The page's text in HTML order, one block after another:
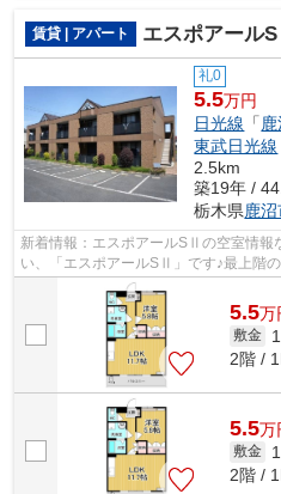
賃貸 | アパート エスポアール
礼0
5.5万円
日光線 「
東武日光線
2.5km
築19年 /
栃木県鹿
新着情報：エスポアールSⅡの空室情報
い、「エスポアールSⅡ」です♪最上階
です♪メールアドレス
5.5万
敷金
2階 /
5.5万
敷金
2階 /